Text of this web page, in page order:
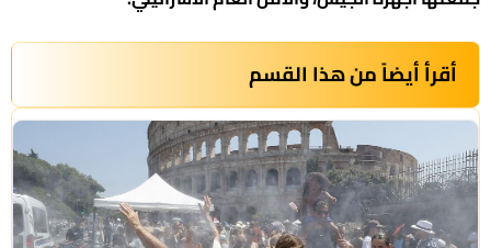
أقرأ أيضاً من هذا القسم